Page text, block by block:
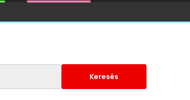
Keresés